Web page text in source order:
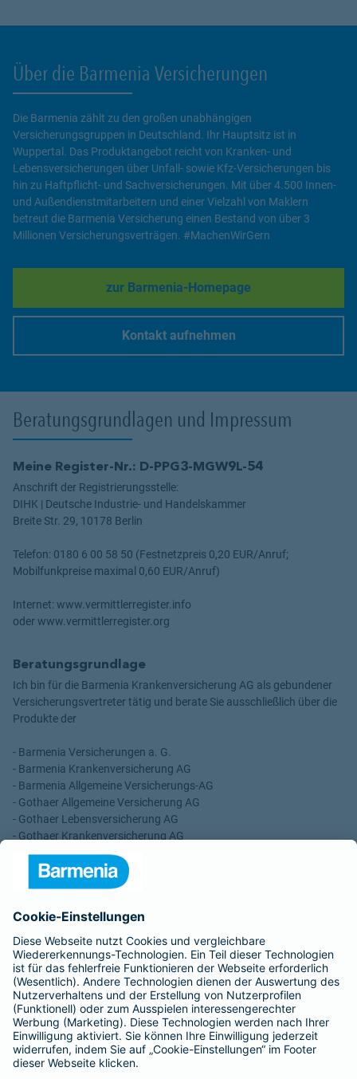
Über die Barmenia Versicherungen
Die Barmenia zählt zu den großen unabhängigen
Versicherungsgruppen in Deutschland. Ihr Hauptsitz ist in
Wuppertal. Das Produktangebot reicht von Kranken- und
Lebensversicherungen über Unfall- sowie Kfz-Versicherungen bis
hin zu Haftpflicht- und Sachversicherungen. Mit über 4.500 Innen-
und Außendienstmitarbeitern und einer Vielzahl von Maklern
betreut die Barmenia Versicherung einen Bestand von über 3
Millionen Versicherungsverträgen. #MachenWirGern
zur Barmenia-Homepage
Link Opens in New Tab
Kontakt aufnehmen
Beratungsgrundlagen und Impressum
Meine Register-Nr.: D-PPG3-MGW9L-54
Anschrift der Registrierungsstelle:
DIHK | Deutsche Industrie- und Handelskammer
Breite Str. 29, 10178 Berlin
Telefon: 0180 6 00 58 50 (Festnetzpreis 0,20 EUR/Anruf;
Mobilfunkpreise maximal 0,60 EUR/Anruf)
Internet: www.vermittlerregister.info
oder www.vermittlerregister.org
Beratungsgrundlage
Ich bin für die Barmenia Krankenversicherung AG als gebundener
Versicherungsvertreter tätig und berate Sie ausschließlich über die
Produkte der
- Barmenia Versicherungen a. G.
- Barmenia Krankenversicherung AG
- Barmenia Allgemeine Versicherungs-AG
- Gothaer Allgemeine Versicherung AG
- Gothaer Lebensversicherung AG
- Gothaer Krankenversicherung AG
- ROLAND Rechtsschutz-Versicherungs-AG
- ROLAND Schutzbrief-Versicherung AG
Vergütungen, die in der zu entrichtenden Versicherungsprämie
enthalten sind.
Schlichtungsstellen
Für Lebens- und Sachversicherungen:
Verein Versicherungsombudsmann eV,
Postfach 080632, 10006 Berlin
Für private Krankenversicherungen: